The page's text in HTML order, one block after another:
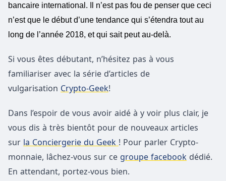
bancaire international. Il n’est pas fou de penser que ceci
n’est que le début d’une tendance qui s’étendra tout au
long de l’année 2018, et qui sait peut au-delà.
Si vous êtes débutant, n’hésitez pas à vous
familiariser avec la série d’articles de
vulgarisation Crypto-Geek!
Dans l’espoir de vous avoir aidé à y voir plus clair, je
vous dis à très bientôt pour de nouveaux articles
sur la Conciergerie du Geek ! Pour parler Crypto-
monnaie, lâchez-vous sur ce groupe facebook dédié.
En attendant, portez-vous bien.